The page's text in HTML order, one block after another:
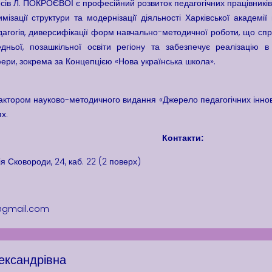
Л. ПОКРОЄВОЇ є професійний розвиток педагогічних працівників
структури та модернізації діяльності Харківської
диверсифікації форм навчально-методичної роботи, що
позашкільної освіти регіону та забезпечує реалізацію
зокрема за Концепцією «Нова українська школа».
науково-методичного видання «Джерело педагогічних
Контакти:
Сковороди, 24, каб. 22 (2 поверх)